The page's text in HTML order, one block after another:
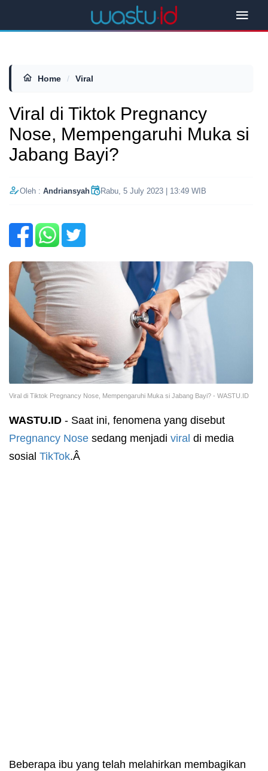
Home / Viral
Viral di Tiktok Pregnancy
Nose, Mempengaruhi Muka si
Jabang Bayi?
Oleh : Andriansyah Rabu, 5 July 2023 | 13:49 WIB
Viral di Tiktok Pregnancy Nose, Mempengaruhi Muka si Jabang Bayi? - WASTU.ID
WASTU.ID - Saat ini, fenomena yang disebut
Pregnancy Nose sedang menjadi viral di media
sosial TikTok.Â
Beberapa ibu yang telah melahirkan membagikan